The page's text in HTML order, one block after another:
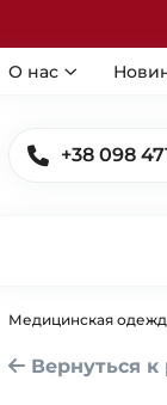
О нас
+38 098
Медицинская
Вернуться к